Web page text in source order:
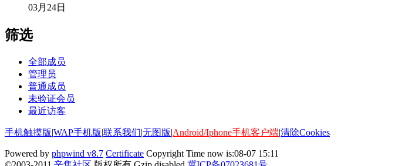
03月24日
筛选
全部成员
管理员
普通成员
未验证会员
最近访客
手机触摸版|WAP手机版|联系我们|无图版|Android/Iphone手机客户端|清除Cookies
Powered by phpwind v8.7 Certificate Copyright Time now is:08-07 15:11